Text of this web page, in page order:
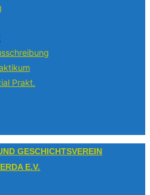
Prakt.
GESCHICHTSVEREIN
E.V.